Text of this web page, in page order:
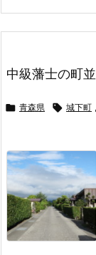
中級藩士の町
 青森県  城下町 ,